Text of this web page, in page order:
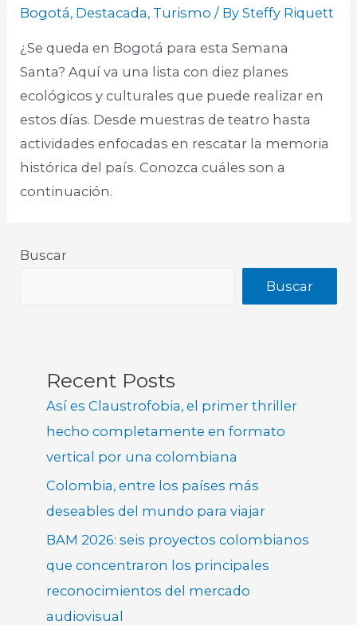
Bogotá, Destacada, Turismo / BySteffy Riquett
¿Se queda en Bogotá para esta Semana
Santa? Aquí va una lista con diez planes
ecológicos y culturales que puede realizar en
estos días. Desde muestras de teatro hasta
actividades enfocadas en rescatar la memoria
histórica del país. Conozca cuáles son a
continuación.​
Buscar
Buscar
Recent Posts
Así es Claustrofobia, el primer thriller
hecho completamente en formato
vertical por una colombiana
Colombia, entre los países más
deseables del mundo para viajar
BAM 2026: seis proyectos colombianos
que concentraron los principales
reconocimientos del mercado
audiovisual